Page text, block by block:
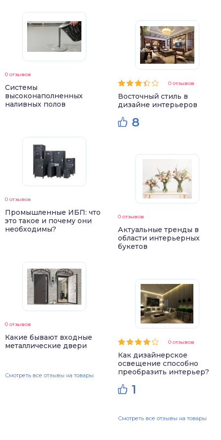
0 отзывов
Системы
высоконаполненных
наливных полов
0 отзывов
Промышленные ИБП: что
это такое и почему они
необходимы?
0 отзывов
Какие бывают входные
металлические двери
Смотреть все отзывы на товары
0 отзывов
Восточный стиль в
дизайне интерьеров
8
0 отзывов
Актуальные тренды в
области интерьерных
букетов
0 отзывов
Как дизайнерское
освещение способно
преобразить интерьер?
1
Смотреть все отзывы на товары